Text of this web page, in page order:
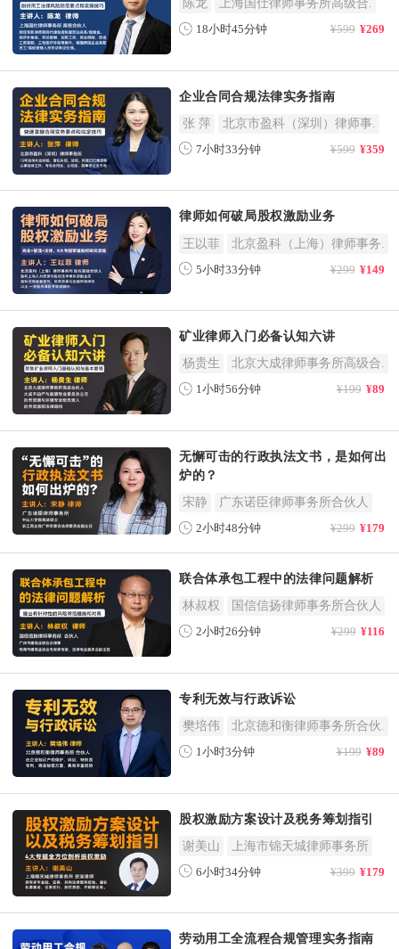
陈龙 上海国仕律师事务所高级合.
18小时45分钟 ¥599 ¥269
企业合同合规法律实务指南
张 萍 北京市盈科（深圳）律师事.
7小时33分钟 ¥599 ¥359
律师如何破局股权激励业务
王以菲 北京盈科（上海）律师事务.
5小时33分钟 ¥299 ¥149
矿业律师入门必备认知六讲
杨贵生 北京大成律师事务所高级合.
1小时56分钟 ¥199 ¥89
无懈可击的行政执法文书，是如何出
炉的？
宋静 广东诺臣律师事务所合伙人
2小时48分钟 ¥299 ¥179
联合体承包工程中的法律问题解析
林叔权 国信信扬律师事务所合伙人
2小时26分钟 ¥299 ¥116
专利无效与行政诉讼
樊培伟 北京德和衡律师事务所合伙.
1小时3分钟 ¥199 ¥89
股权激励方案设计及税务筹划指引
谢美山 上海市锦天城律师事务所
6小时34分钟 ¥399 ¥179
劳动用工全流程合规管理实务指南